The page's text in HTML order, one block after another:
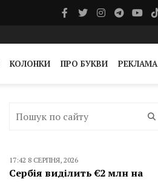
КОЛОНКИ ПРО БУКВИ РЕКЛАМА
17:42 8 СЕРПНЯ, 2026
Сербія виділить €2 млн на